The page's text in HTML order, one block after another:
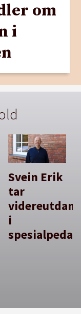
om
i
Svein Erik
tar
i